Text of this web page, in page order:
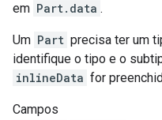
em Part.data .
Um Part precisa ter um
identifique o tipo e o
inlineData for
Campos